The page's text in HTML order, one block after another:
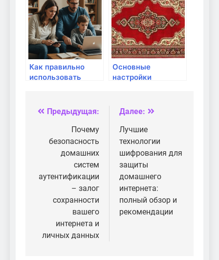
вредоносных
скриптов в
домашней сети:
полный гид
Как правильно
использовать
настройка: советы
для безопасного
интернет-доступа
Основные
настройки
Навигация
записям
Предыдущая:
Почему
безопасность
домашних
систем
аутентификации
– залог
сохранности
вашего
интернета и
личных данных
Далее:
Лучшие
технологии
шифрования для
защиты
домашнего
интернета:
полный обзор и
рекомендации